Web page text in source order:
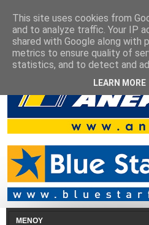
This site uses cookies from
and to analyze traffic. Your IP
shared with Google along with
metrics to ensure quality of
statistics, and to detect and
LEARN MORE